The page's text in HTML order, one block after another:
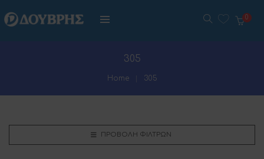
305
Home 305
ΠΡΟΒΟΛΉ ΦΊΛΤΡΩΝ